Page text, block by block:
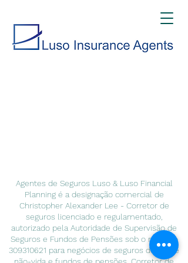
Agentes de Seguros Luso & Luso Financial
Planning é a designação comercial de
Christopher Alexander Lee - Corretor de
seguros licenciado e regulamentado,
autorizado pela Autoridade de Supervisão de
Seguros e Fundos de Pensões sob o número
309310621 para negócios de seguros de vida e